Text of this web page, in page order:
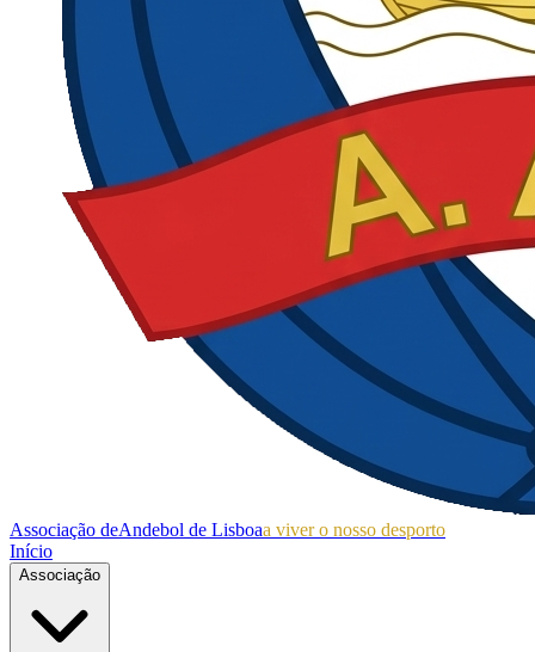
Associação deAndebol de Lisboaa viver o nosso desporto
Início
Associação